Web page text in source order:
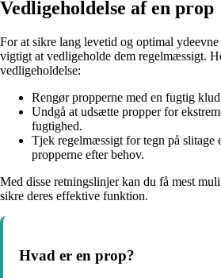
Vedligeholdelse af en prop
For at sikre lang levetid og optimal
vigtigt at vedligeholde dem regelmæssigt.
vedligeholdelse:
Rengør propperne med en fugtig
Undgå at udsætte propper for
fugtighed.
Tjek regelmæssigt for tegn på slitage
propperne efter behov.
Med disse retningslinjer kan du få mest
sikre deres effektive funktion.
Hvad er en prop?